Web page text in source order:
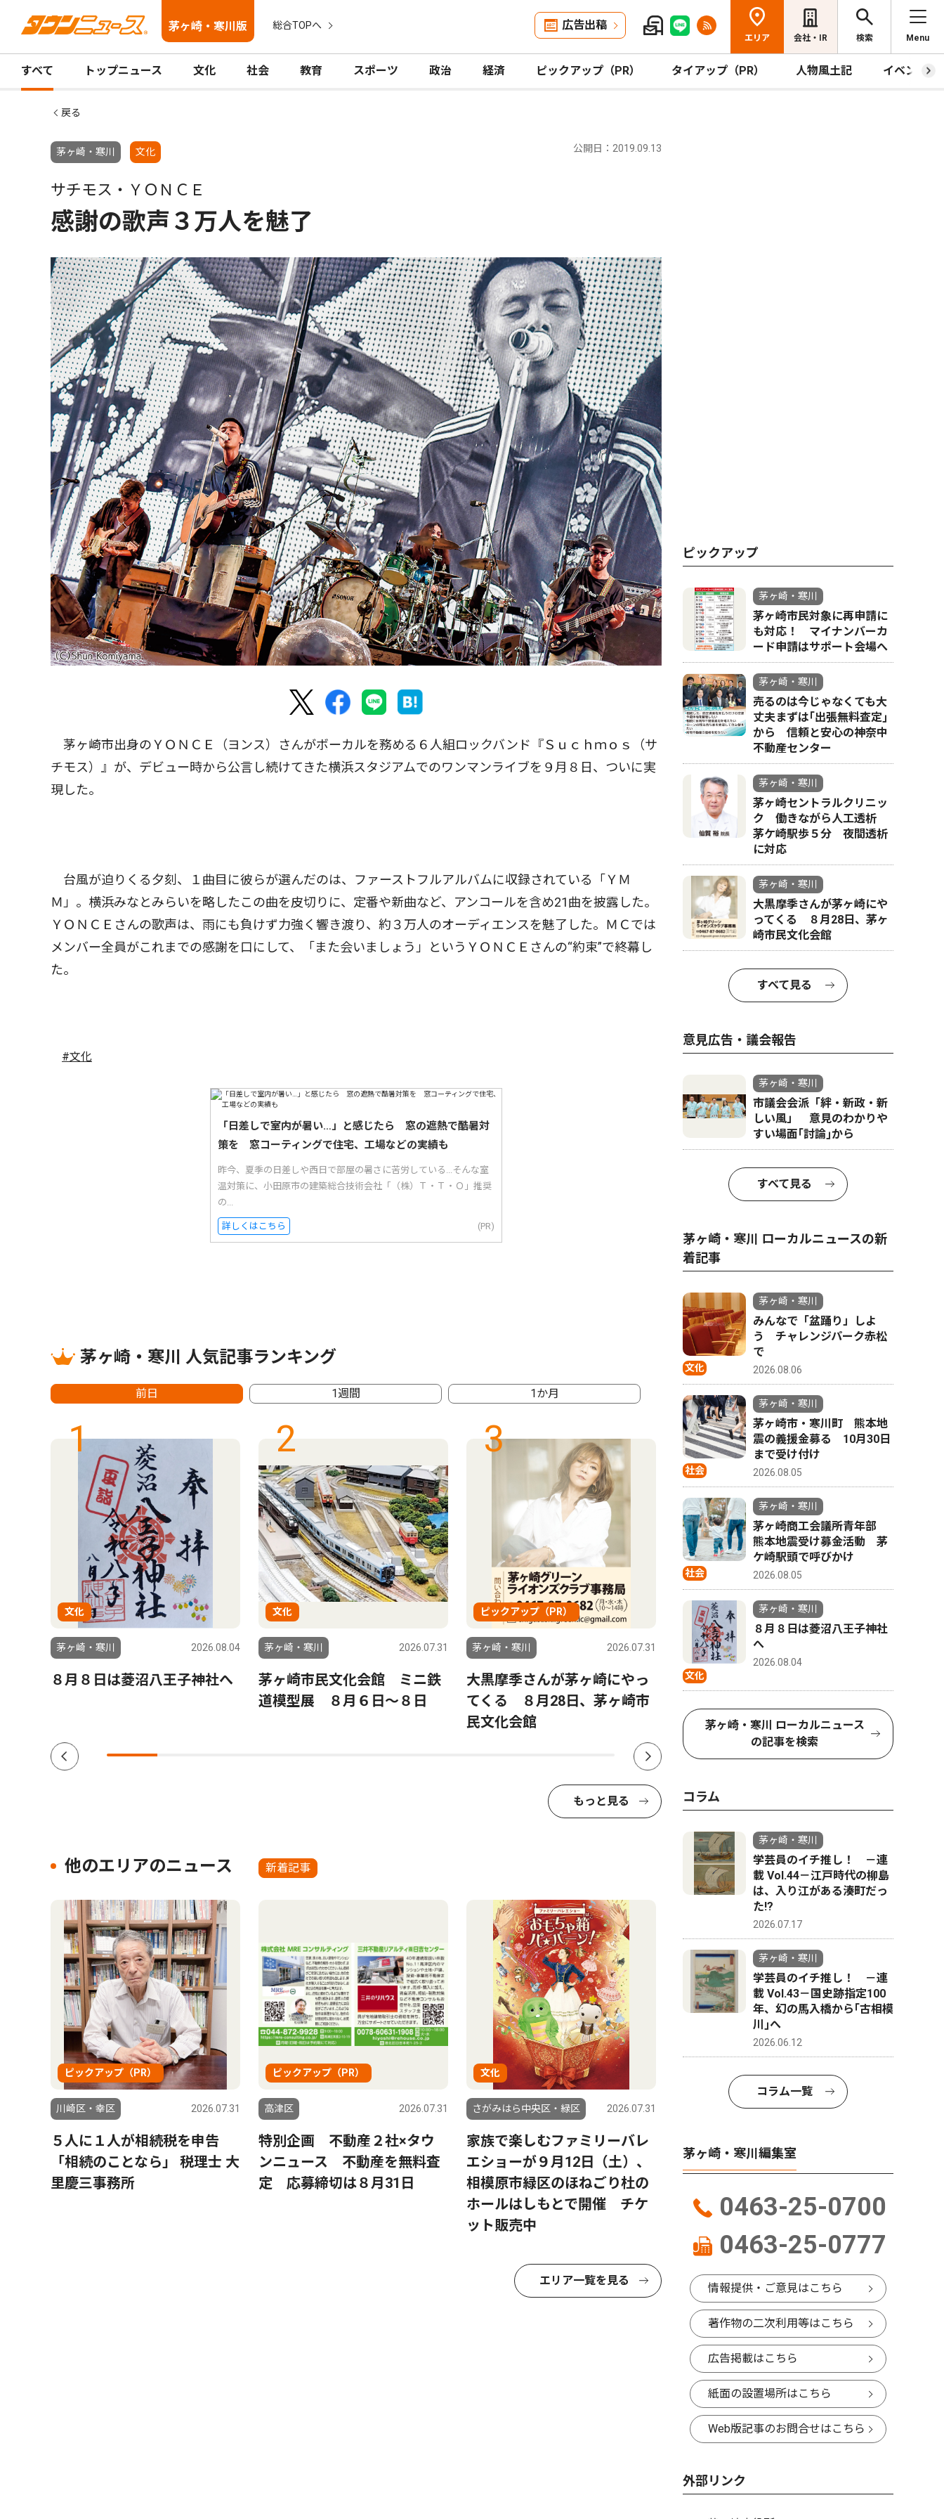
茅ヶ崎・寒川版 総合TOPへ 広告出稿
エリア 会社・IR 検索 Menu
すべて トップニュース 文化 社会 教育 スポーツ 政治 経済 ピックアップ（PR） タイアップ（PR） 人物風土記 イベント
戻る
茅ヶ崎・寒川 文化 公開日：2019.09.13
サチモス・ＹＯＮＣＥ
感謝の歌声３万人を魅了
茅ヶ崎市出身のＹＯＮＣＥ（ヨンス）さんがボーカルを務める６人組ロックバンド『Ｓｕｃｈｍｏｓ（サ
チモス）』が、デビュー時から公言し続けてきた横浜スタジアムでのワンマンライブを９月８日、ついに実
現した。
台風が迫りくる夕刻、１曲目に彼らが選んだのは、ファーストフルアルバムに収録されている「ＹＭ
Ｍ」。横浜みなとみらいを略したこの曲を皮切りに、定番や新曲など、アンコールを含め21曲を披露した。
ＹＯＮＣＥさんの歌声は、雨にも負けず力強く響き渡り、約３万人のオーディエンスを魅了した。ＭＣでは
メンバー全員がこれまでの感謝を口にして、「また会いましょう」というＹＯＮＣＥさんの“約束”で終幕し
た。
#文化
「日差しで室内が暑い…」と感じたら 窓の遮熱で酷暑対
策を 窓コーティングで住宅、工場などの実績も
昨今、夏季の日差しや西日で部屋の暑さに苦労している...そんな室
温対策に、小田原市の建築総合技術会社「（株）Ｔ・Ｔ・Ｏ」推奨
の...
詳しくはこちら (PR)
茅ヶ崎・寒川 人気記事ランキング
前日 1週間 1か月
1
文化
茅ヶ崎・寒川 2026.08.04
８月８日は菱沼八王子神社へ
2
文化
茅ヶ崎・寒川 2026.07.31
茅ヶ崎市民文化会館 ミニ鉄
道模型展 ８月６日〜８日
3
ピックアップ（PR）
茅ヶ崎・寒川 2026.07.31
大黒摩季さんが茅ヶ崎にやっ
てくる ８月28日、茅ヶ崎市
民文化会館
4
文化
茅ヶ崎・寒川
寒川神社参集殿で夏祭り 盆
か
もっと見る
他のエリアのニュース 新着記事
ピックアップ（PR）
川崎区・幸区 2026.07.31
５人に１人が相続税を申告
「相続のことなら」 税理士 大
里慶三事務所
ピックアップ（PR）
高津区 2026.07.31
特別企画 不動産２社×タウ
ンニュース 不動産を無料査
定 応募締切は８月31日
文化
さがみはら中央区・緑区 2026.07.31
家族で楽しむファミリーバレ
エショーが９月12日（土）、
相模原市緑区のほねごり杜の
ホールはしもとで開催 チケ
ット販売中
エリア一覧を見る
ピックアップ
茅ヶ崎・寒川
茅ヶ崎市民対象に再申請に
も対応！ マイナンバーカ
ード申請はサポート会場へ
茅ヶ崎・寒川
売るのは今じゃなくても大
丈夫まずは｢出張無料査定｣
から 信頼と安心の神奈中
不動産センター
茅ヶ崎・寒川
茅ヶ崎セントラルクリニッ
ク 働きながら人工透析
茅ケ崎駅歩５分 夜間透析
に対応
茅ヶ崎・寒川
大黒摩季さんが茅ヶ崎にや
ってくる ８月28日、茅ヶ
崎市民文化会館
すべて見る
意見広告・議会報告
茅ヶ崎・寒川
市議会会派「絆・新政・新
しい風」 意見のわかりや
すい場面｢討論｣から
すべて見る
茅ヶ崎・寒川 ローカルニュースの新
着記事
文化
茅ヶ崎・寒川
みんなで「盆踊り」しよ
う チャレンジパーク赤松
で
2026.08.06
社会
茅ヶ崎・寒川
茅ヶ崎市・寒川町 熊本地
震の義援金募る 10月30日
まで受け付け
2026.08.05
社会
茅ヶ崎・寒川
茅ヶ崎商工会議所青年部
熊本地震受け募金活動 茅
ケ崎駅頭で呼びかけ
2026.08.05
文化
茅ヶ崎・寒川
８月８日は菱沼八王子神社
へ
2026.08.04
茅ヶ崎・寒川 ローカルニュース
の記事を検索
コラム
茅ヶ崎・寒川
学芸員のイチ推し！ －連
載 Vol.44－江戸時代の柳島
は、入り江がある湊町だっ
た!?
2026.07.17
茅ヶ崎・寒川
学芸員のイチ推し！ －連
載 Vol.43－国史跡指定100
年、幻の馬入橋から｢古相模
川｣へ
2026.06.12
コラム一覧
茅ヶ崎・寒川編集室
0463-25-0700
0463-25-0777
情報提供・ご意見はこちら
著作物の二次利用等はこちら
広告掲載はこちら
紙面の設置場所はこちら
Web版記事のお問合せはこちら
外部リンク